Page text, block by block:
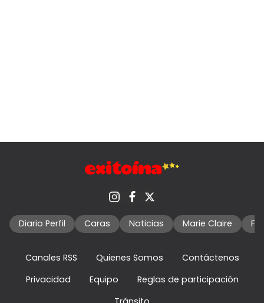
Diario Perfil Caras Noticias Marie Claire
Canales RSS Quienes Somos
Contáctenos
Privacidad
Equipo
Reglas de participación